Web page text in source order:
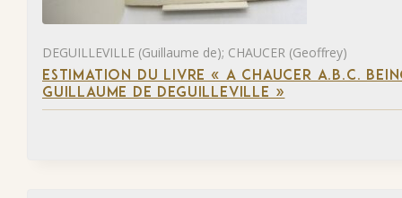
DEGUILLEVILLE (Guillaume de); CHAUCER (Geoffrey)
ESTIMATION DU LIVRE « A CHAUCER A.B.C.
GUILLAUME DE DEGUILLEVILLE »